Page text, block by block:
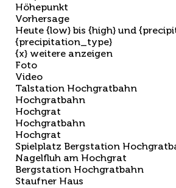
Höhepunkt
Vorhersage
Heute {low} bis {high} und
{precipitation_type}
{x} weitere anzeigen
Foto
Video
Talstation Hochgratbahn
Hochgratbahn
Hochgrat
Hochgratbahn
Hochgrat
Spielplatz Bergstation
Nagelfluh am Hochgrat
Bergstation Hochgratbahn
Staufner Haus